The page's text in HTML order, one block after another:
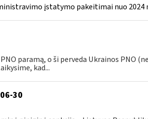
įstatymo pakeitimai nuo 2024
paramą, o ši perveda Ukrainos PNO (ne
kad...
30